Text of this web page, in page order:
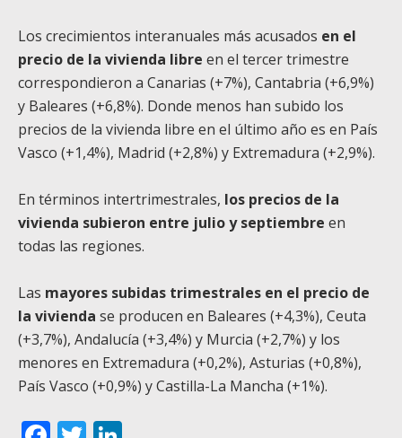
Los crecimientos interanuales más acusados en el
precio de la vivienda libre en el tercer trimestre
correspondieron a Canarias (+7%), Cantabria (+6,9%)
y Baleares (+6,8%). Donde menos han subido los
precios de la vivienda libre en el último año es en País
Vasco (+1,4%), Madrid (+2,8%) y Extremadura (+2,9%).
En términos intertrimestrales, los precios de la
vivienda subieron entre julio y septiembre en
todas las regiones.
Las mayores subidas trimestrales en el precio de
la vivienda se producen en Baleares (+4,3%), Ceuta
(+3,7%), Andalucía (+3,4%) y Murcia (+2,7%) y los
menores en Extremadura (+0,2%), Asturias (+0,8%),
País Vasco (+0,9%) y Castilla-La Mancha (+1%).